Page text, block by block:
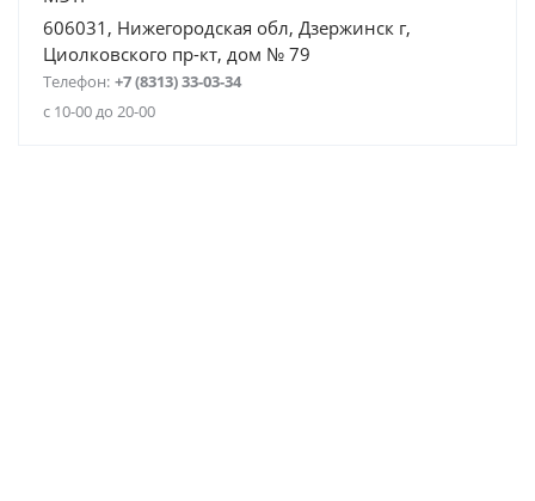
606031, Нижегородская обл, Дзержинск г,
Циолковского пр-кт, дом № 79
Телефон: +7 (8313) 33-03-34
с 10-00 до 20-00